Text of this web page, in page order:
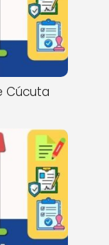
Cúcuta